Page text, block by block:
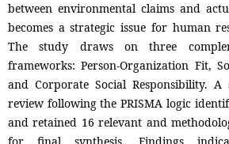
between environmental claims and
becomes a strategic issue for human
The study draws on three
frameworks: Person-Organization Fit,
and Corporate Social Responsibility. A
review following the PRISMA logic
and retained 16 relevant and